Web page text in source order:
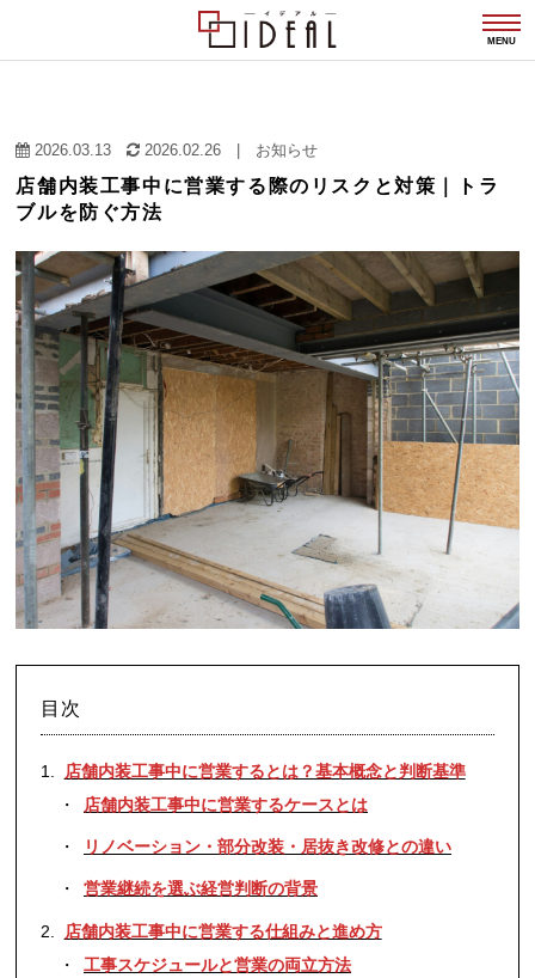
MENU
2026.03.13 2026.02.26 お知らせ
店舗内装工事中に営業する際のリスクと対策｜トラ
ブルを防ぐ方法
目次
店舗内装工事中に営業するとは？基本概念と判断基準
店舗内装工事中に営業するケースとは
リノベーション・部分改装・居抜き改修との違い
営業継続を選ぶ経営判断の背景
店舗内装工事中に営業する仕組みと進め方
工事スケジュールと営業の両立方法